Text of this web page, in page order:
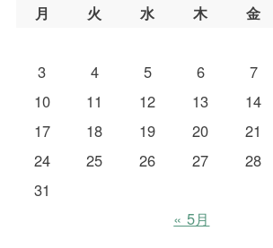
月
火 水 木 金
3
4 5 6 7
10
11 12 13 14
17
18 19 20 21
24
25 26 27 28
31
« 5月